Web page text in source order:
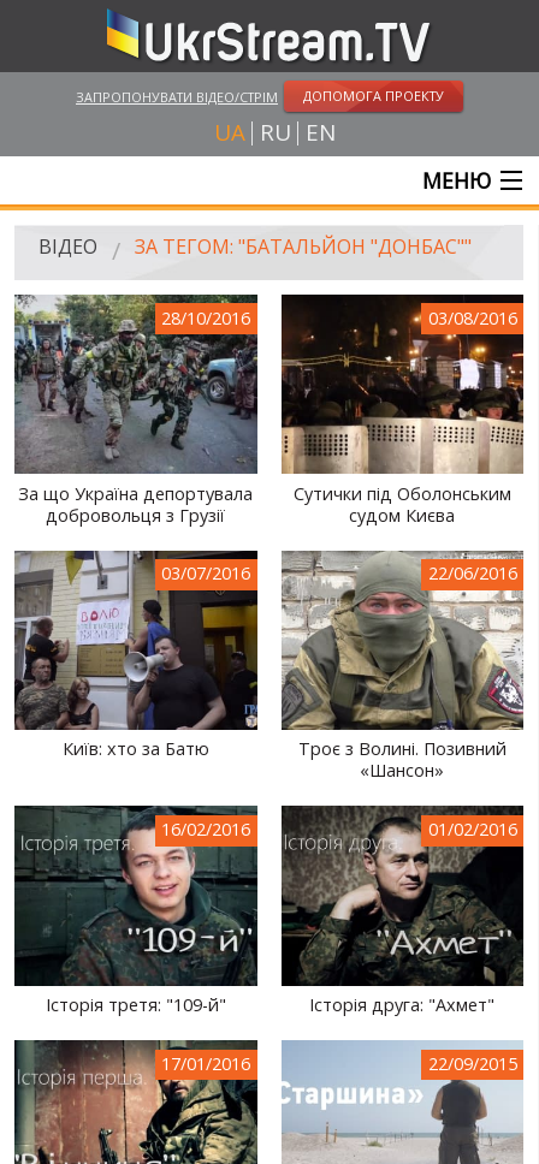
ЗАПРОПОНУВАТИ ВІДЕО/СТРІМ ДОПОМОГА ПРОЕКТУ
UA RU EN
МЕНЮ
ГОЛОВНА
ВІДЕО
UKRSTREAM.TV
ВІДЕО ЗМІ
АМАТОРСЬКЕ ВІДЕО
ХУДОЖНІ ТА ДОКУМЕНТАЛЬНІ ПРОЕКТИ
СВІТ ПРО УКРАЇНУ
ПУБЛІЧНІ ЛЮДИ
РОСІЙСЬКО-УКРАЇНСЬКА ВІЙНА
"WINTER ON FIRE"
ХРОНОЛОГІЯ ЄВРОМАЙДАНУ
ПОСЛУГИ
ВІДЕО ЗА ТЕГОМ: "БАТАЛЬЙОН "ДОНБАС""
28/10/2016
За що Україна депортувала
добровольця з Грузії
03/08/2016
Сутички під Оболонським
судом Києва
03/07/2016
Київ: хто за Батю
22/06/2016
Троє з Волині. Позивний
«Шансон»
16/02/2016
Історія третя: "109-й"
01/02/2016
Історія друга: "Ахмет"
17/01/2016 22/09/2015